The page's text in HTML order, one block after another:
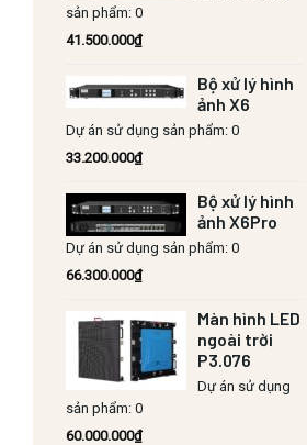
sản phẩm: 0
41.500.000₫
Bộ xử lý hình
ảnh X6
Dự án sử dụng sản phẩm: 0
33.200.000₫
Bộ xử lý hình
ảnh X6Pro
Dự án sử dụng sản phẩm: 0
66.300.000₫
Màn hình LED
ngoài trời
P3.076
Dự án sử dụng
sản phẩm: 0
60.000.000₫